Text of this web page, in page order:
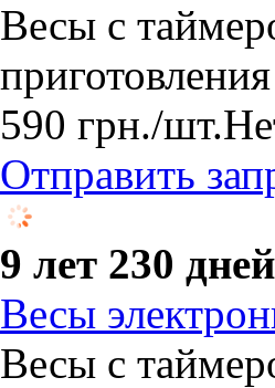
Весы с
590 грн./шт.
Отправить
9 лет 230 дней
Весы
​Весы с